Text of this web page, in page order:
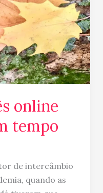
online
tempo
de intercâmbio
quando as